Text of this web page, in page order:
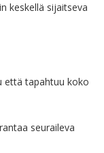
keskellä sijaitseva
että tapahtuu koko
seuraileva